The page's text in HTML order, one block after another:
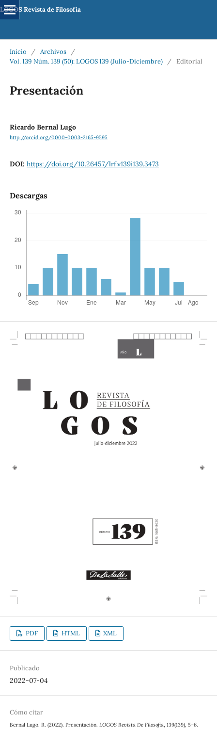
LOGOS Revista de Filosofía
Inicio / Archivos
/
Vol. 139 Núm. 139 (50): LOGOS 139 (Julio-Diciembre)
/ Editorial
Presentación
Ricardo Bernal Lugo
http://orcid.org/0000-0003-2165-9595
DOI: https://doi.org/10.26457/lrf.v139i139.3473
Descargas
PDF HTML XML
Publicado
2022-07-04
Cómo citar
Bernal Lugo, R. (2022). Presentación. LOGOS Revista De Filosofía, 139(139), 5–6.